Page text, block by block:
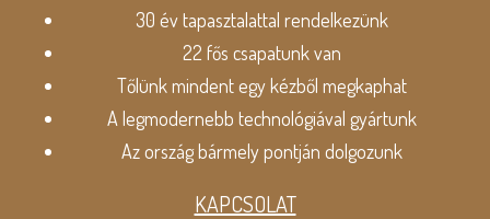
30 év tapasztalattal rendelkezünk
22 fős csapatunk van
Tőlünk mindent egy kézből megkaphat
A legmodernebb technológiával gyártunk
Az ország bármely pontján dolgozunk
KAPCSOLAT